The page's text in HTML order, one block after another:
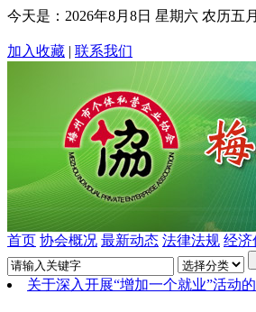
今天是： 2026年8月8日 星期六 农历五
加入收藏 | 联系我们
首页 协会概况 最新动态 法律法规 经济
关于深入开展“增加一个就业”活动